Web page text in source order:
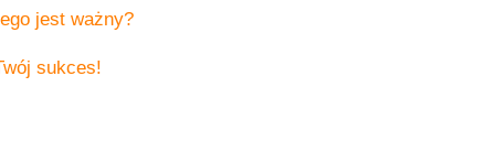
jest ważny?
sukces!